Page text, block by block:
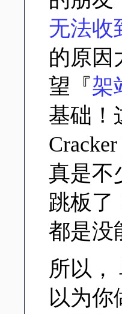
无法收
的原因
望『架
基础！
真是不
跳板了
都是没
所以，
以为你